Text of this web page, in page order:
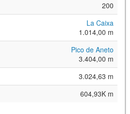
200
La Caixa
1.014,00 m
Pico de Aneto
3.404,00 m
3.024,63 m
604,93K m